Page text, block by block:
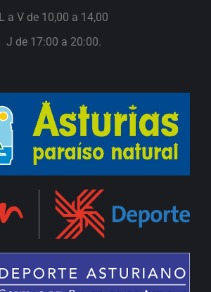
L a V de 10,00 a 14,00
J de 17:00 a 20:00.